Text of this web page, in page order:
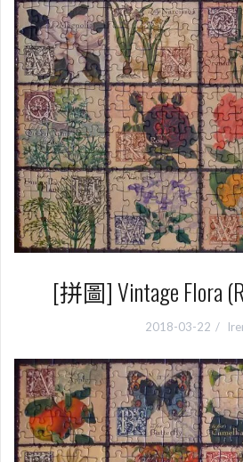
[拼圖] Vintage Flora
2018-03-22